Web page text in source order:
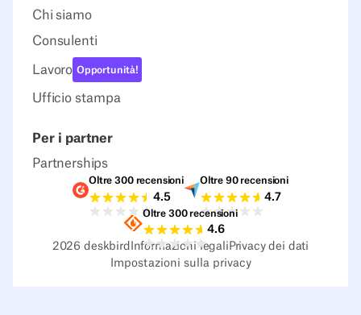
Chi siamo
Consulenti
Lavoro Opportunità!
Ufficio stampa
Per i partner
Partnerships
Valutazioni G2
Oltre 300 recensioni
4.5
Valutazioni Capterra
Oltre 90 recensioni
4.7
Valutazioni Sourceforge
Oltre 300 recensioni
4.6
2026 deskbird Informazioni legali Privacy dei dati
Impostazioni sulla privacy